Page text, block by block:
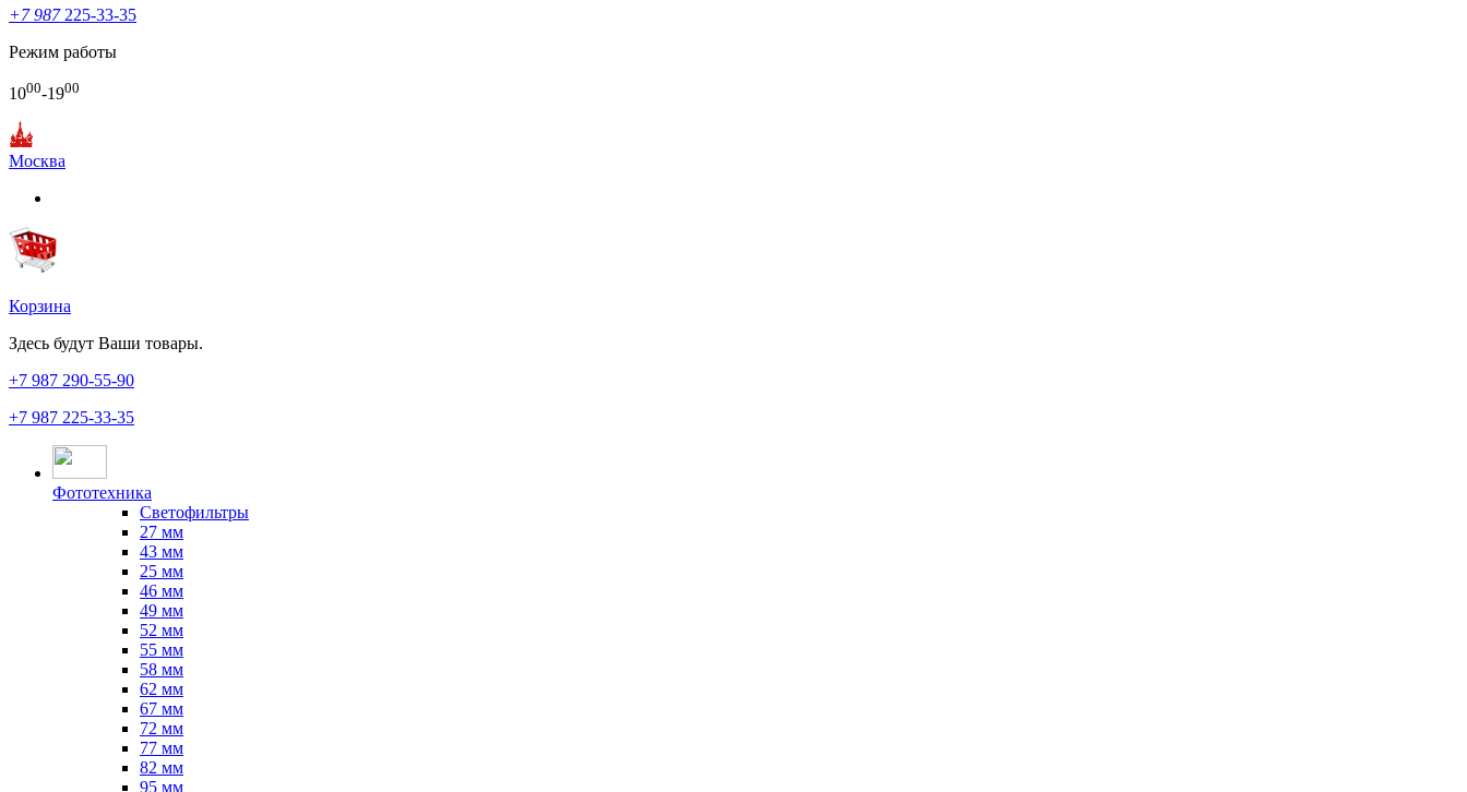
+7 987225-33-35
Режим работы
1000-1900
Москва
Корзина
Здесь будут Ваши товары.
+7 987 290-55-90
+7 987 225-33-35
Фототехника
Светофильтры
27 мм
43 мм
25 мм
46 мм
49 мм
52 мм
55 мм
58 мм
62 мм
67 мм
72 мм
77 мм
82 мм
95 мм